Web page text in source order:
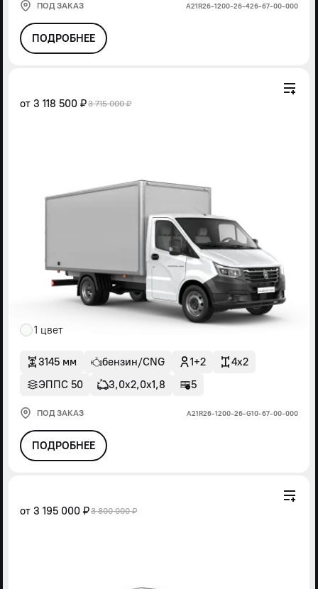
ПОД ЗАКАЗ А21R26-1200-26-426-67-00-000
ПОДРОБНЕЕ
от 3 118 500 ₽3 715 000 ₽
1 цвет
3145 мм бензин/CNG 1+2
4x2
ЭППС 50
3,0х2,0х1,8 5
ПОД ЗАКАЗ А21R26-1200-26-G10-67-00-000
ПОДРОБНЕЕ
от 3 195 000 ₽3 800 000 ₽